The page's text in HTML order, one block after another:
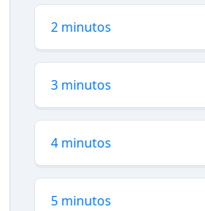
2 minutos
3 minutos
4 minutos
5 minutos